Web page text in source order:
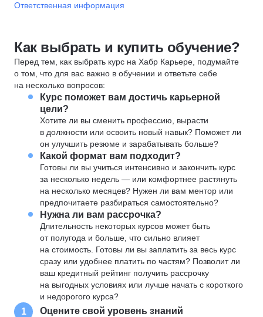
Ответственная информация
Как выбрать и купить обучение?
Перед тем, как выбрать курс на Хабр Карьере, подумайте
о том, что для вас важно в обучении и ответьте себе
на несколько вопросов:
Курс поможет вам достичь карьерной
цели?
Хотите ли вы сменить профессию, вырасти
в должности или освоить новый навык? Поможет ли
он улучшить резюме и зарабатывать больше?
Какой формат вам подходит?
Готовы ли вы учиться интенсивно и закончить курс
за несколько недель — или комфортнее растянуть
на несколько месяцев? Нужен ли вам ментор или
предпочитаете разбираться самостоятельно?
Нужна ли вам рассрочка?
Длительность некоторых курсов может быть
от полугода и больше, что сильно влияет
на стоимость. Готовы ли вы заплатить за весь курс
сразу или удобнее платить по частям? Позволит ли
ваш кредитный рейтинг получить рассрочку
на выгодных условиях или лучше начать с короткого
и недорогого курса?
1 Оцените свой уровень знаний